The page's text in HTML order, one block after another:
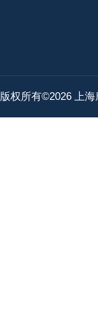
版权所有©2026 上